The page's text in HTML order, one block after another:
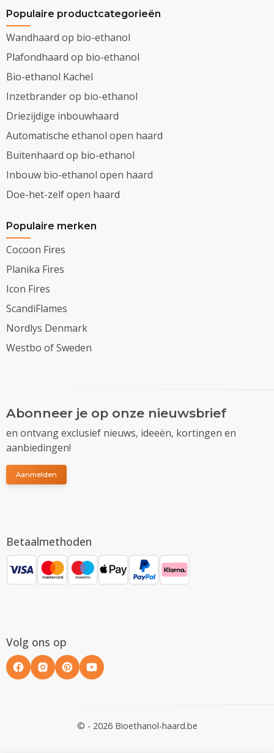
Populaire productcategorieën
Wandhaard op bio-ethanol
Plafondhaard op bio-ethanol
Bio-ethanol Kachel
Inzetbrander op bio-ethanol
Driezijdige inbouwhaard
Automatische ethanol open haard
Buitenhaard op bio-ethanol
Inbouw bio-ethanol open haard
Doe-het-zelf open haard
Populaire merken
Cocoon Fires
Planika Fires
Icon Fires
ScandiFlames
Nordlys Denmark
Westbo of Sweden
Abonneer je op onze nieuwsbrief
en ontvang exclusief nieuws, ideeën, kortingen en
aanbiedingen!
Aanmelden
Betaalmethoden
Volg ons op
© - 2026 Bioethanol-haard.be